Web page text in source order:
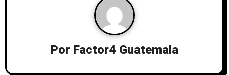
Por Factor4 Guatemala